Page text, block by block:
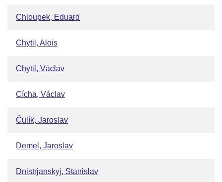
Chloupek, Eduard
Chytil, Alois
Chytil, Václav
Cícha, Václav
Čulík, Jaroslav
Demel, Jaroslav
Dnistrjanskyj, Stanislav